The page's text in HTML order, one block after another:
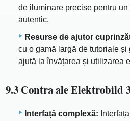
de iluminare precise pentru
autentic.
Resurse de ajutor
cu o gamă largă de tutoriale
ajută la învățarea și utilizarea
9.3 Contra ale Elektrobild
Interfață complexă: